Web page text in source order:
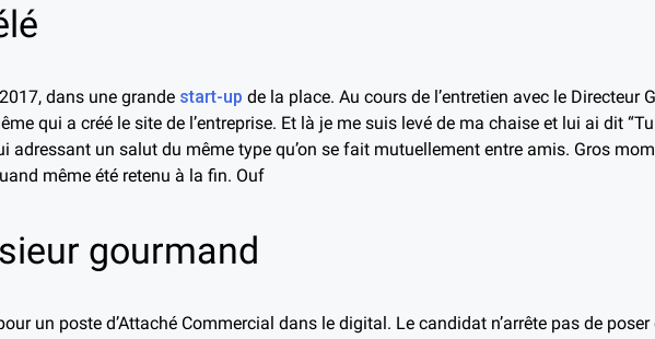
dans une grande start-up de la place. Au cours de l’entretien avec le Directeur
qui a créé le site de l’entreprise. Et là je me suis levé de ma chaise et lui ai dit
adressant un salut du même type qu’on se fait mutuellement entre amis. Gros
même été retenu à la fin. Ouf
gourmand
un poste d’Attaché Commercial dans le digital. Le candidat n’arrête pas de